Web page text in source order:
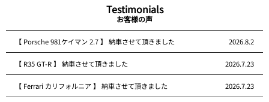
Testimonials
お客様の声
【 Porsche 981ケイマン 2.7 】 納車させて頂きました 2026.8.2
【 R35 GT-R 】 納車させて頂きました 2026.7.23
【 Ferrari カリフォルニア 】 納車させて頂きました 2026.7.23